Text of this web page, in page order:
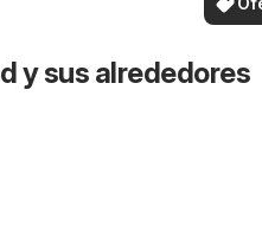
y sus alrededores